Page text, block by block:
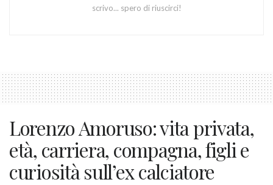
scrivo... spero di riuscirci!
Lorenzo Amoruso: vita privata,
età, carriera, compagna, figli e
curiosità sull’ex calciatore